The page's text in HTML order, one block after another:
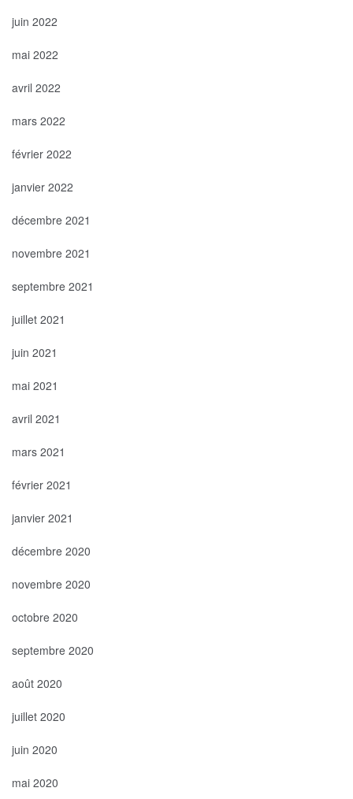
juin 2022
mai 2022
avril 2022
mars 2022
février 2022
janvier 2022
décembre 2021
novembre 2021
septembre 2021
juillet 2021
juin 2021
mai 2021
avril 2021
mars 2021
février 2021
janvier 2021
décembre 2020
novembre 2020
octobre 2020
septembre 2020
août 2020
juillet 2020
juin 2020
mai 2020